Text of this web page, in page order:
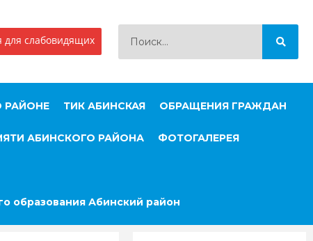
слабовидящих
РАЙОНЕ ТИК АБИНСКАЯ ОБРАЩЕНИЯ ГРАЖДАН
АБИНСКОГО РАЙОНА ФОТОГАЛЕРЕЯ
образования Абинский район